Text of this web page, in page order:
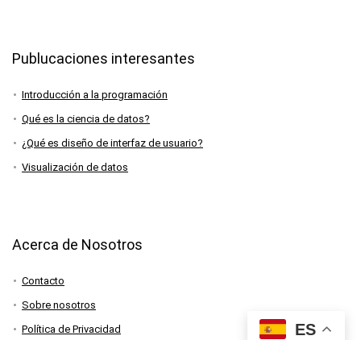
Publucaciones interesantes
Introducción a la programación
Qué es la ciencia de datos?
¿Qué es diseño de interfaz de usuario?
Visualización de datos
Acerca de Nosotros
Contacto
Sobre nosotros
Política de Privacidad
ES